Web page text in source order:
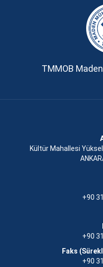
TMMOB
Kültür Mahallesi Yüksel
+90
+90
Faks
+90